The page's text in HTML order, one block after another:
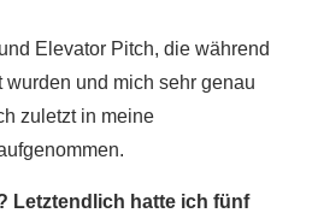
Elevator Pitch, die während
und mich sehr genau
zuletzt in meine
Letztendlich hatte ich fünf